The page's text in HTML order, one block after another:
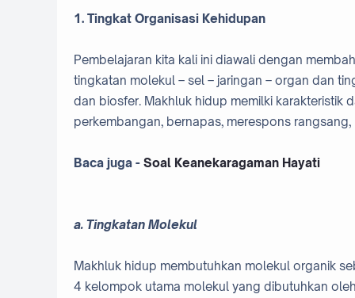
1. Tingkat Organisasi Kehidupan
Pembelajaran kita kali ini diawali dengan
tingkatan molekul – sel – jaringan – organ dan
dan biosfer. Makhluk hidup memilki karakteristik
perkembangan, bernapas, merespons
Baca juga - Soal Keanekaragaman Hayati
a. Tingkatan Molekul
Makhluk hidup membutuhkan molekul organik
4 kelompok utama molekul yang dibutuhkan